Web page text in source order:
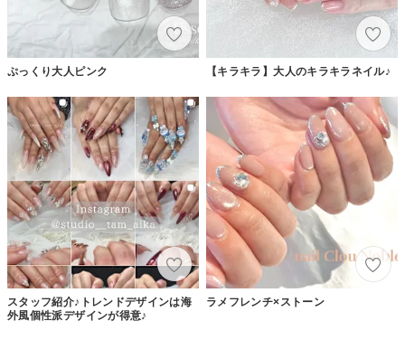
ぷっくり大人ピンク 【キラキラ】大人のキラキラネイル♪
スタッフ紹介♪トレンドデザインは海
外風個性派デザインが得意♪
ラメフレンチ×ストーン